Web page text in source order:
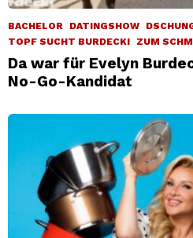
BACHELOR DATINGSHOW
TOPF SUCHT BURDECKI
ZUM
Da war für Evelyn
No-Go-Kandidat